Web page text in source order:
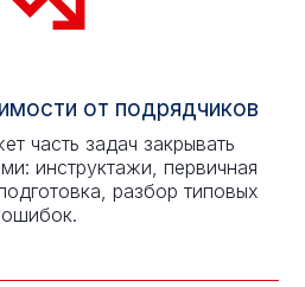
от подрядчиков
часть задач закрывать
инструктажи, первичная
разбор типовых
ошибок.